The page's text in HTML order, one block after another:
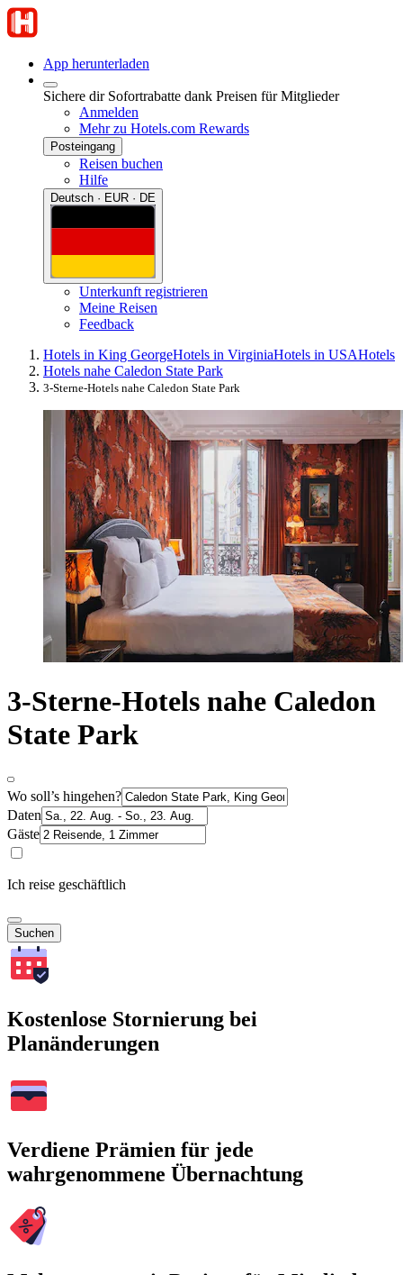
App herunterladen
Sichere dir Sofortrabatte dank Preisen für Mitglieder
Anmelden
Mehr zu Hotels.com Rewards
Posteingang
Reisen buchen
Hilfe
Deutsch · EUR · DE
Unterkunft registrieren
Meine Reisen
Feedback
Hotels in King GeorgeHotels in VirginiaHotels in USAHotels
Hotels nahe Caledon State Park
3-Sterne-Hotels nahe Caledon State Park
3-Sterne-Hotels nahe Caledon
State Park
Wo soll’s hingehen?
Daten
Gäste
Ich reise geschäftlich
Suchen
Kostenlose Stornierung bei
Planänderungen
Verdiene Prämien für jede
wahrgenommene Übernachtung